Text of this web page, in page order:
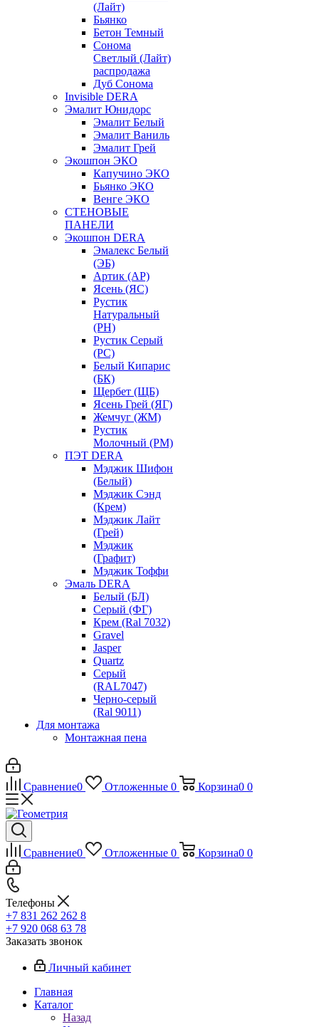
(Лайт)
Бьянко
Бетон Темный
Сонома
Светлый (Лайт)
распродажа
Дуб Сонома
Invisible DERA
Эмалит Юнидорс
Эмалит Белый
Эмалит Ваниль
Эмалит Грей
Экошпон ЭКО
Капучино ЭКО
Бьянко ЭКО
Венге ЭКО
СТЕНОВЫЕ
ПАНЕЛИ
Экошпон DERA
Эмалекс Белый
(ЭБ)
Артик (АР)
Ясень (ЯС)
Рустик
Натуральный
(РН)
Рустик Серый
(РС)
Белый Кипарис
(БК)
Щербет (ЩБ)
Ясень Грей (ЯГ)
Жемчуг (ЖМ)
Рустик
Молочный (РМ)
ПЭТ DERA
Мэджик Шифон
(Белый)
Мэджик Сэнд
(Крем)
Мэджик Лайт
(Грей)
Мэджик
(Графит)
Мэджик Тоффи
Эмаль DERA
Белый (БЛ)
Серый (ФГ)
Крем (Ral 7032)
Gravel
Jasper
Quartz
Серый
(RAL7047)
Черно-серый
(Ral 9011)
Для монтажа
Монтажная пена
Сравнение0 Отложенные 0 Корзина0 0
Сравнение0 Отложенные 0 Корзина0 0
Телефоны
+7 831 262 262 8
+7 920 068 63 78
Заказать звонок
Личный кабинет
Главная
Каталог
Назад